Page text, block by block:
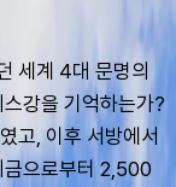
세계 4대 문명의
강을 기억하는가?
고, 이후 서방에서
금으로부터 2,500